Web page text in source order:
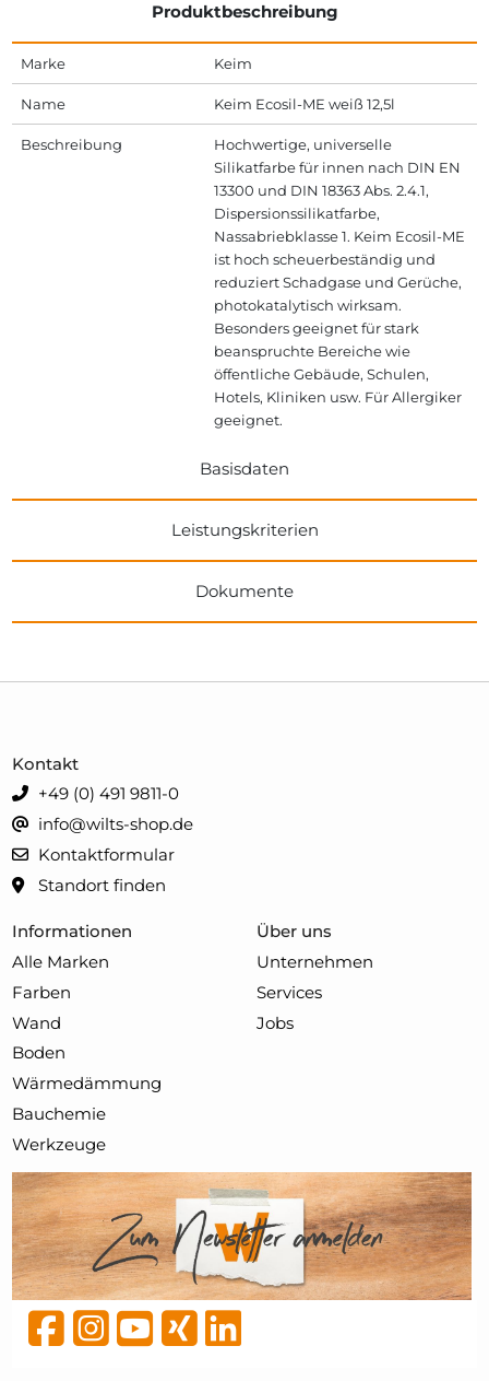
Produktbeschreibung
Marke Keim
Name Keim Ecosil-ME weiß 12,5l
Beschreibung
Hochwertige, universelle
Silikatfarbe für innen nach DIN EN
13300 und DIN 18363 Abs. 2.4.1,
Dispersionssilikatfarbe,
Nassabriebklasse 1. Keim Ecosil-ME
ist hoch scheuerbeständig und
reduziert Schadgase und Gerüche,
photokatalytisch wirksam.
Besonders geeignet für stark
beanspruchte Bereiche wie
öffentliche Gebäude, Schulen,
Hotels, Kliniken usw. Für Allergiker
geeignet.
Basisdaten
Leistungskriterien
Dokumente
Informationen
Alle Marken
Farben
Wand
Boden
Wärmedämmung
Bauchemie
Werkzeuge
Über uns
Unternehmen
Services
Jobs
Kontakt
+49 (0) 491 9811-0
info@wilts-shop.de
Kontaktformular
Standort finden